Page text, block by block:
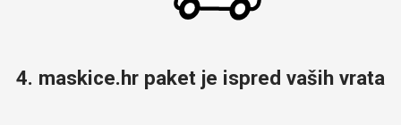
4. maskice.hr paket je ispred vaših vrata